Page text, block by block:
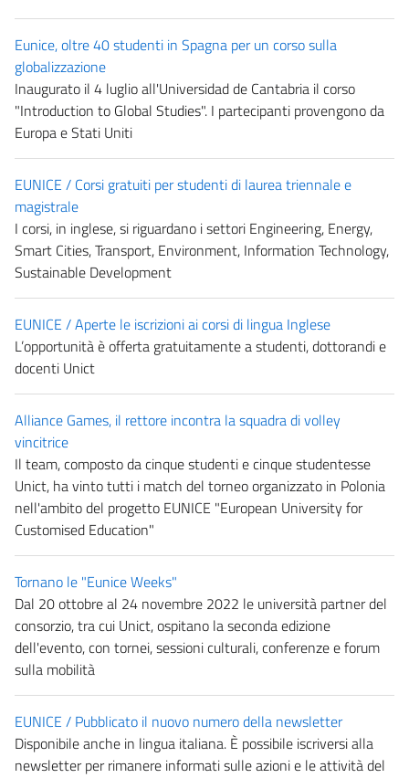
Eunice, oltre 40 studenti in Spagna per un corso sulla
globalizzazione
Inaugurato il 4 luglio all'Universidad de Cantabria il corso
"Introduction to Global Studies". I partecipanti provengono da
Europa e Stati Uniti
EUNICE / Corsi gratuiti per studenti di laurea triennale e
magistrale
I corsi, in inglese, si riguardano i settori Engineering, Energy,
Smart Cities, Transport, Environment, Information Technology,
Sustainable Development
EUNICE / Aperte le iscrizioni ai corsi di lingua Inglese
L’opportunità è offerta gratuitamente a studenti, dottorandi e
docenti Unict
Alliance Games, il rettore incontra la squadra di volley
vincitrice
Il team, composto da cinque studenti e cinque studentesse
Unict, ha vinto tutti i match del torneo organizzato in Polonia
nell'ambito del progetto EUNICE "European University for
Customised Education"
Tornano le "Eunice Weeks"
Dal 20 ottobre al 24 novembre 2022 le università partner del
consorzio, tra cui Unict, ospitano la seconda edizione
dell'evento, con tornei, sessioni culturali, conferenze e forum
sulla mobilità
EUNICE / Pubblicato il nuovo numero della newsletter
Disponibile anche in lingua italiana. È possibile iscriversi alla
newsletter per rimanere informati sulle azioni e le attività del